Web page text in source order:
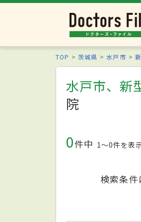
TOP 茨城県 水戸市
水戸市、新
院
0件中 1〜0件を表
検索条